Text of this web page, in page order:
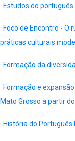
· Estudos do
· Foco de Encontro -
práticas culturais
· Formação da
· Formação e
Mato Grosso a partir
· História do